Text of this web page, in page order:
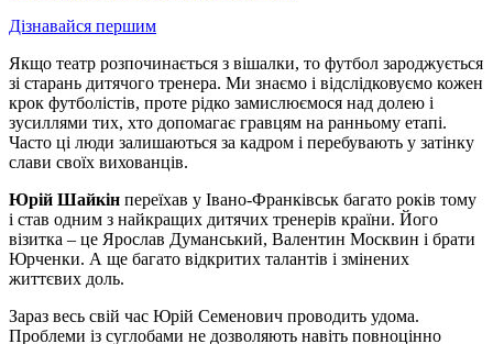
Дізнавайся першим
Якщо театр розпочинається з вішалки, то футбол зароджується
зі старань дитячого тренера. Ми знаємо і відслідковуємо кожен
крок футболістів, проте рідко замислюємося над долею і
зусиллями тих, хто допомагає гравцям на ранньому етапі.
Часто ці люди залишаються за кадром і перебувають у затінку
слави своїх вихованців.
Юрій Шайкін переїхав у Івано-Франківськ багато років тому
і став одним з найкращих дитячих тренерів країни. Його
візитка – це Ярослав Думанський, Валентин Москвин і брати
Юрченки. А ще багато відкритих талантів і змінених
життєвих доль.
Зараз весь свій час Юрій Семенович проводить удома.
Проблеми із суглобами не дозволяють навіть повноцінно